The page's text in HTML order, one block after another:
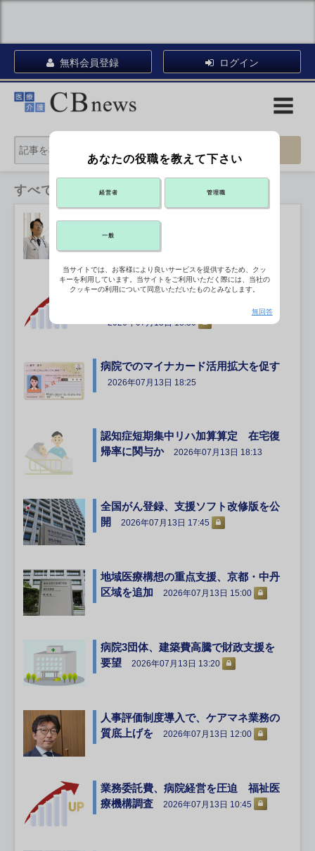
無料会員登録 ログイン
すべてのカテゴリ
年960時間以上の残業 病院常勤医
15％で
就労継続支援B型の利益率3ポイント
2026年07月13日 18:30
病院でのマイナカード活用拡大を促す
2026年07月13日 18:25
認知症短期集中リハ加算算定 在宅復
帰率に関与か
2026年07月13日 18:13
全国がん登録、支援ソフト改修版を公
開
2026年07月13日 17:45
地域医療構想の重点支援、京都・中丹
区域を追加
2026年07月13日 15:00
病院3団体、建築費高騰で財政支援を
要望
2026年07月13日 13:20
人事評価制度導入で、ケアマネ業務の
質底上げを
2026年07月13日 12:00
業務委託費、病院経営を圧迫 福祉医
療機構調査
2026年07月13日 10:45
あなたの役職を教えて下さい
経営者 管理職
一般
当サイトでは、お客様により良いサービスを提供するため、クッ
キーを利用しています。当サイトをご利用いただく際には、当社の
クッキーの利用について同意いただいたものとみなします。
無回答